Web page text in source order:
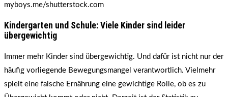
myboys.me/shutterstock.com
Kindergarten und Schule: Viele Kinder sind leider
übergewichtig
Immer mehr Kinder sind übergewichtig. Und dafür ist nicht nur der
häufig vorliegende Bewegungsmangel verantwortlich. Vielmehr
spielt eine falsche Ernährung eine gewichtige Rolle, ob es zu